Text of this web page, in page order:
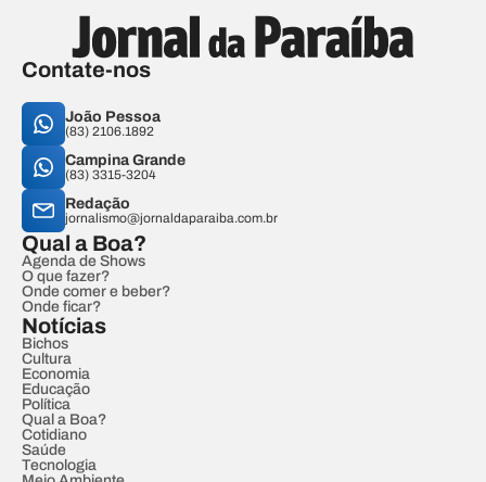
Contate-nos
João Pessoa
(83) 2106.1892
Campina Grande
(83) 3315-3204
Redação
jornalismo@jornaldaparaiba.com.br
Qual a Boa?
Agenda de Shows
O que fazer?
Onde comer e beber?
Onde ficar?
Notícias
Bichos
Cultura
Economia
Educação
Política
Qual a Boa?
Cotidiano
Saúde
Tecnologia